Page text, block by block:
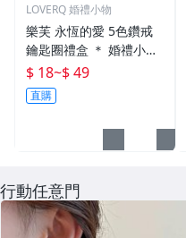
LOVERQ 婚禮小物
樂芙 永恆的愛 5色鑽戒
鑰匙圈禮盒 ＊ 婚禮小物
二次進場 工商禮贈品 戒
指鑰匙圈 鑽石鑰匙扣 大
鑽戒 送客禮 活動贈品
$ 18~$ 49
直購
行動任意門